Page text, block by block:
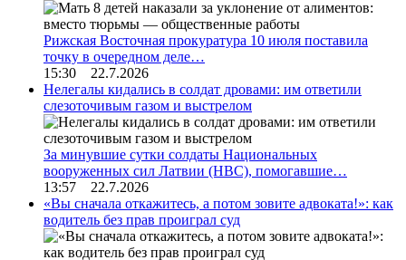
Рижская Восточная прокуратура 10 июля поставила
точку в очередном деле…
15:30 22.7.2026
Нелегалы кидались в солдат дровами: им ответили
слезоточивым газом и выстрелом
За минувшие сутки солдаты Национальных
вооруженных сил Латвии (НВС), помогавшие…
13:57 22.7.2026
«Вы сначала откажитесь, а потом зовите адвоката!»: как
водитель без прав проиграл суд